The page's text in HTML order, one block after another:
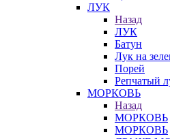
ЛУК
Назад
ЛУК
Батун
Лук на
Порей
Репчатый
МОРКОВЬ
Назад
МОРКОВЬ
МОРКОВЬ